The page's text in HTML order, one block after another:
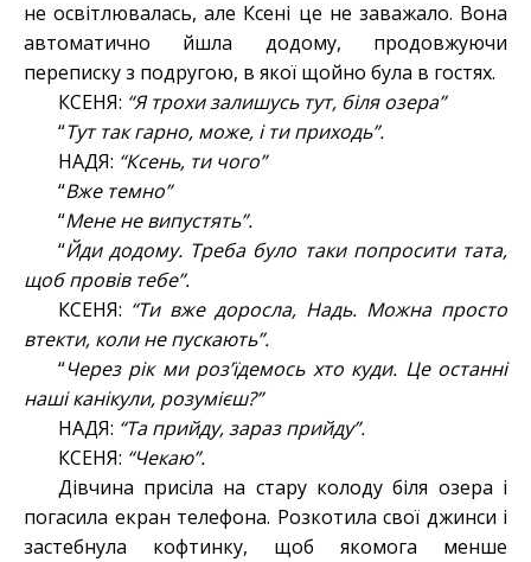
не освітлювалась, але Ксені це не заважало. Вона
автоматично йшла додому, продовжуючи
переписку з подругою, в якої щойно була в гостях.
КСЕНЯ: “Я трохи залишусь тут, біля озера”
“Тут так гарно, може, і ти приходь”.
НАДЯ: “Ксень, ти чого”
“Вже темно”
“Мене не випустять”.
“Йди додому. Треба було таки попросити тата,
щоб провів тебе”.
КСЕНЯ: “Ти вже доросла, Надь. Можна просто
втекти, коли не пускають”.
“Через рік ми роз’їдемось хто куди. Це останні
наші канікули, розумієш?”
НАДЯ: “Та прийду, зараз прийду”.
КСЕНЯ: “Чекаю”.
Дівчина присіла на стару колоду біля озера і
погасила екран телефона. Розкотила свої джинси і
застебнула кофтинку, щоб якомога менше